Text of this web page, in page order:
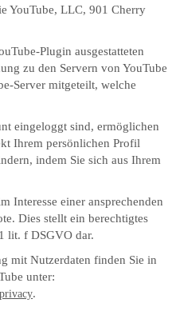
YouTube, LLC, 901 Cherry
Plugin ausgestatteten
zu den Servern von YouTube
Server mitgeteilt, welche
eingeloggt sind, ermöglichen
Ihrem persönlichen Profil
indem Sie sich aus Ihrem
Interesse einer ansprechenden
Dies stellt ein berechtigtes
lit. f DSGVO dar.
mit Nutzerdaten finden Sie in
unter:
.